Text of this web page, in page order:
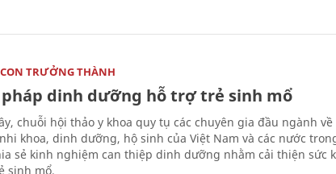
TRƯỞNG THÀNH
pháp dinh dưỡng hỗ trợ trẻ sinh mổ
chuỗi hội thảo y khoa quy tụ các chuyên gia đầu ngành về
khoa, dinh dưỡng, hộ sinh của Việt Nam và các nước
sẻ kinh nghiệm can thiệp dinh dưỡng nhằm cải thiện sức
sinh mổ.